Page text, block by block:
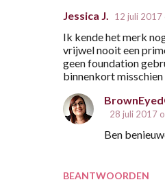
Jessica J. 12 juli 2017
Ik kende het merk
vrijwel nooit een
geen foundation
binnenkort
BEANTWOORDEN
28 juli 2017
Ben